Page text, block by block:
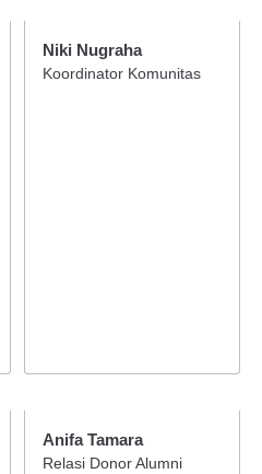
Niki Nugraha
Koordinator Komunitas
Anifa Tamara
Relasi Donor Alumni